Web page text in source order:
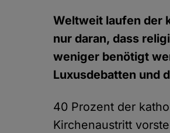
Weltweit laufen der
nur daran, dass
weniger benötigt
Luxusdebatten und
40 Prozent der
Kirchenaustritt